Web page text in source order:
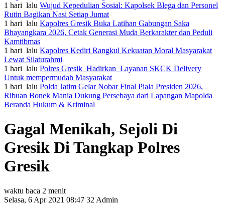
1 hari lalu Wujud Kepedulian Sosial: Kapolsek Blega dan Personel
Rutin Bagikan Nasi Setiap Jumat
1 hari lalu Kapolres Gresik Buka Latihan Gabungan Saka
Bhayangkara 2026, Cetak Generasi Muda Berkarakter dan Peduli
Kamtibmas
1 hari lalu Kapolres Kediri Rangkul Kekuatan Moral Masyarakat
Lewat Silaturahmi
1 hari lalu Polres Gresik Hadirkan Layanan SKCK Delivery
Untuk mempermudah Masyarakat
1 hari lalu Polda Jatim Gelar Nobar Final Piala Presiden 2026,
Ribuan Bonek Mania Dukung Persebaya dari Lapangan Mapolda
Beranda Hukum & Kriminal
Gagal Menikah, Sejoli Di
Gresik Di Tangkap Polres
Gresik
waktu baca 2 menit
Selasa, 6 Apr 2021 08:47 32 Admin